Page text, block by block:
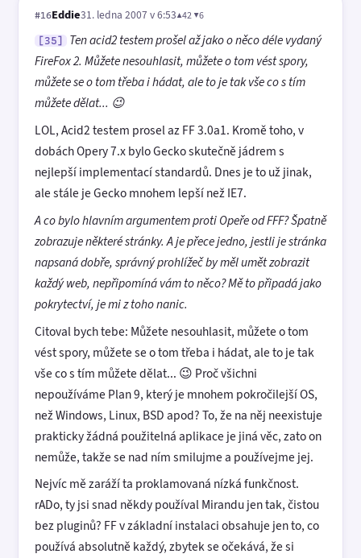
#16Eddie31. ledna 2007 v 6:53▲42 ▼6
[35]
Ten acid2 testem prošel až jako o něco déle vydaný
FireFox 2. Můžete nesouhlasit, můžete o tom vést spory,
můžete se o tom třeba i hádat, ale to je tak vše co s tím
můžete dělat... 😉
LOL, Acid2 testem prosel az FF 3.0a1. Kromě toho, v
dobách Opery 7.x bylo Gecko skutečně jádrem s
nejlepší implementací standardů. Dnes je to už jinak,
ale stále je Gecko mnohem lepší než IE7.
A co bylo hlavním argumentem proti Opeře od FFF? Špatně
zobrazuje některé stránky. A je přece jedno, jestli je stránka
napsaná dobře, správný prohlížeč by měl umět zobrazit
každý web, nepřipomíná vám to něco? Mě to připadá jako
pokrytectví, je mi z toho nanic.
Citoval bych tebe: Můžete nesouhlasit, můžete o tom
vést spory, můžete se o tom třeba i hádat, ale to je tak
vše co s tím můžete dělat... 😉 Proč všichni
nepoužíváme Plan 9, který je mnohem pokročilejší OS,
než Windows, Linux, BSD apod? To, že na něj neexistuje
prakticky žádná použitelná aplikace je jiná věc, zato on
nemůže, takže se nad ním smilujme a používejme jej.
Nejvíc mě zaráží ta proklamovaná nízká funkčnost.
rADo, ty jsi snad někdy používal Mirandu jen tak, čistou
bez pluginů? FF v základní instalaci obsahuje jen to, co
používá absolutně každý, zbytek se očekává, že si